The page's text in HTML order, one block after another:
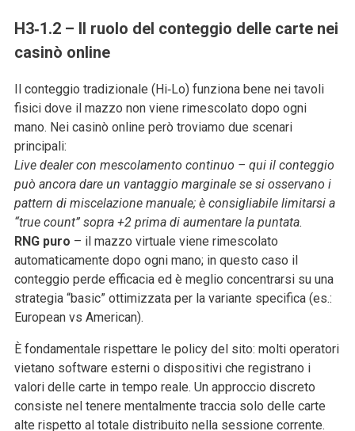
H3‑1.2 – Il ruolo del conteggio delle carte nei
casinò online
Il conteggio tradizionale (Hi‑Lo) funziona bene nei tavoli
fisici dove il mazzo non viene rimescolato dopo ogni
mano. Nei casinò online però troviamo due scenari
principali:
Live dealer con mescolamento continuo – qui il conteggio
può ancora dare un vantaggio marginale se si osservano i
pattern di miscelazione manuale; è consigliabile limitarsi a
“true count” sopra +2 prima di aumentare la puntata.
RNG puro – il mazzo virtuale viene rimescolato
automaticamente dopo ogni mano; in questo caso il
conteggio perde efficacia ed è meglio concentrarsi su una
strategia “basic” ottimizzata per la variante specifica (es.:
European vs American).
È fondamentale rispettare le policy del sito: molti operatori
vietano software esterni o dispositivi che registrano i
valori delle carte in tempo reale. Un approccio discreto
consiste nel tenere mentalmente traccia solo delle carte
alte rispetto al totale distribuito nella sessione corrente.